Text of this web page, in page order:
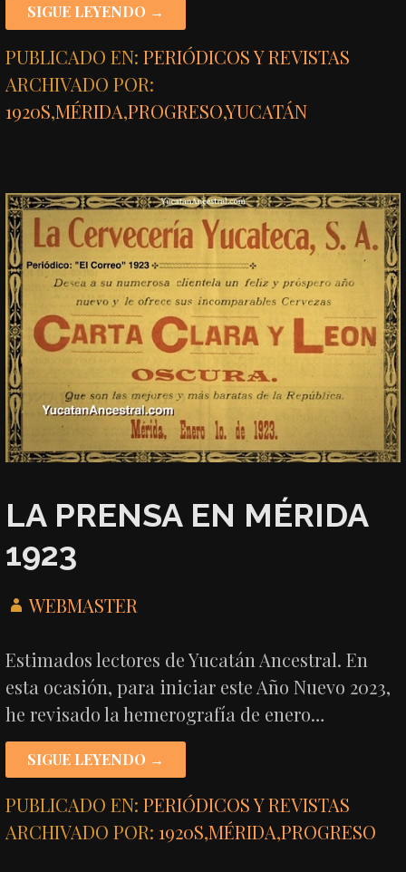
SIGUE LEYENDO →
PUBLICADO EN:PERIÓDICOS Y REVISTAS
ARCHIVADO POR:
1920S,MÉRIDA,PROGRESO,YUCATÁN
LA PRENSA EN MÉRIDA
1923
WEBMASTER
Estimados lectores de Yucatán Ancestral. En
esta ocasión, para iniciar este Año Nuevo 2023,
he revisado la hemerografía de enero…
SIGUE LEYENDO →
PUBLICADO EN:PERIÓDICOS Y REVISTAS
ARCHIVADO POR:1920S,MÉRIDA,PROGRESO